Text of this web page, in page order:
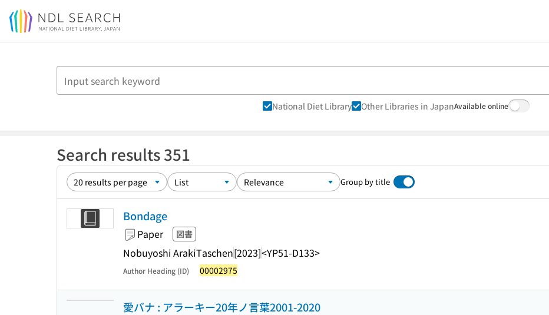
Jump to main content
National Diet Library Other Libraries in JapanAvailable online
Search results 351
Group by title
Bondage
Paper 図書
Nobuyoshi ArakiTaschen[2023]<YP51-D133>
Author Heading (ID) 00002975
愛バナ : アラーキー20年ノ言葉2001-2020